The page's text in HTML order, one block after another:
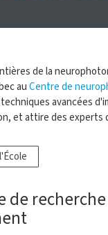
de la
au Centre de
avancées
et attire des experts
de